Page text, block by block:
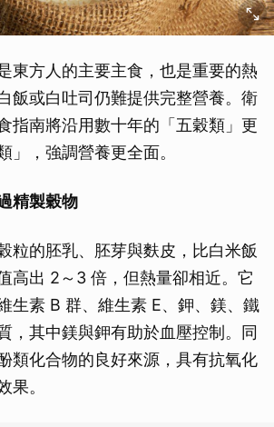
東方人的主要主食，也是重要的熱
飯或白吐司仍難提供完整營養。衛
指南將沿用數十年的「五穀類」更
」，強調營養更全面。
精製穀物
粒的胚乳、胚芽與麩皮，比白米飯
高出 2～3 倍，但熱量卻相近。它
生素 B 群、維生素 E、鉀、鎂、鐵
，其中鎂與鉀有助於血壓控制。同
類化合物的良好來源，具有抗氧化
果。